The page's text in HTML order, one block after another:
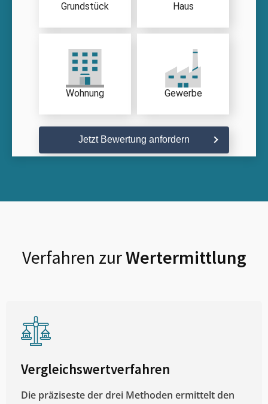
Grundstück Haus
Wohnung Gewerbe
Jetzt Bewertung anfordern
Verfahren zurWertermittlung
Vergleichswertverfahren
Die präziseste der drei Methoden ermittelt den